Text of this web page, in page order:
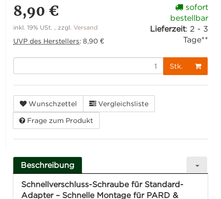
8,90 €
inkl. 19% USt. , zzgl.Versand
UVP des Herstellers:8,90 €
sofort
bestellbar
Lieferzeit: 2 - 3
Tage**
Stk.
Wunschzettel Vergleichsliste
Frage zum Produkt
Beschreibung
Schnellverschluss-Schraube für Standard-
Adapter – Schnelle Montage für PARD &